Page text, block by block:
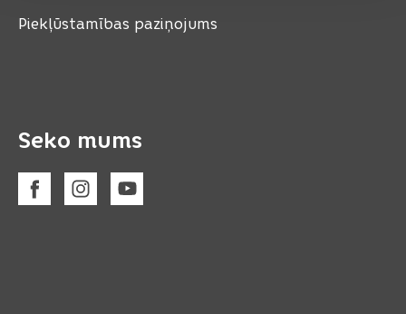
Piekļūstamības paziņojums
Seko mums